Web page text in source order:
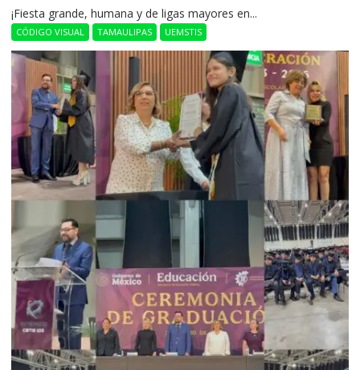
​¡Fiesta grande, humana y de ligas mayores en...
CÓDIGO VISUAL TAMAULIPAS UEMSTIS